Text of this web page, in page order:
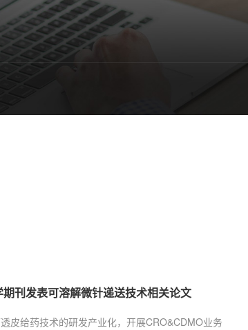
刊发表可溶解微针递送技术相关论文
皮给药技术的研发产业化，开展CRO&CDMO业务